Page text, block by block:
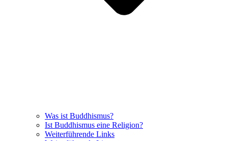
Was ist Buddhismus?
Ist Buddhismus eine Religion?
Weiterführende Links